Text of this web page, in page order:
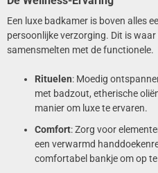
Een luxe badkamer is boven alles
persoonlijke verzorging. Dit is
samensmelten met de functionele.
Rituelen: Moedig
met badzout, etherische
manier om luxe te ervaren.
Comfort: Zorg voor
een verwarmd
comfortabel bankje om op